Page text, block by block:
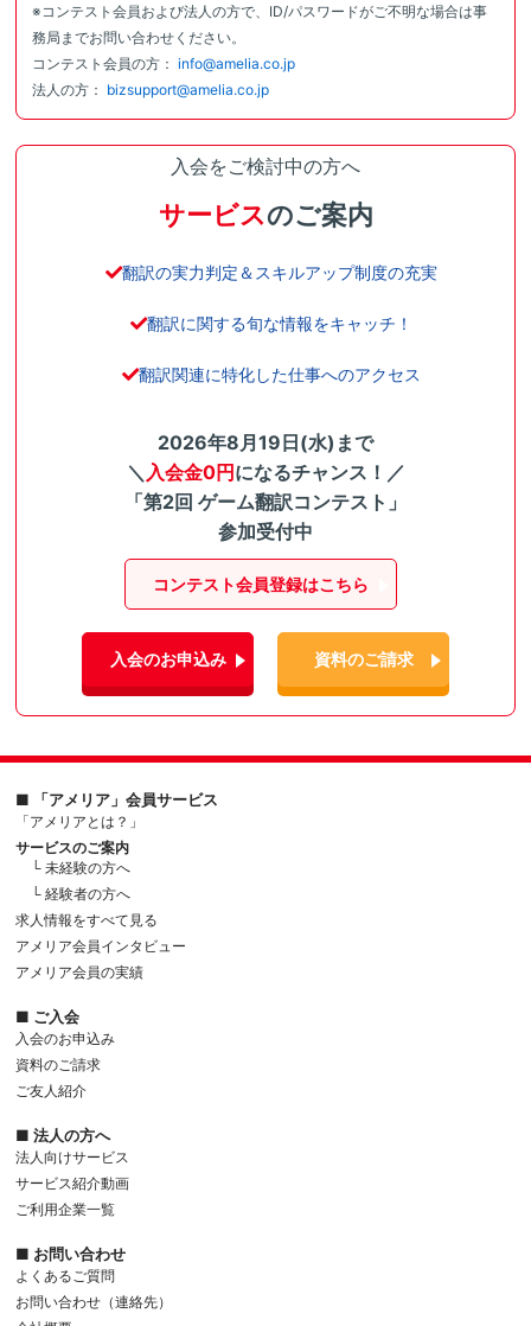
※コンテスト会員および法人の方で、ID/パスワードがご不明な場合は事
務局までお問い合わせください。
コンテスト会員の方： info@amelia.co.jp
法人の方： bizsupport@amelia.co.jp
入会をご検討中の方へ
サービスのご案内
翻訳の実力判定＆スキルアップ制度の充実
翻訳に関する旬な情報をキャッチ！
翻訳関連に特化した仕事へのアクセス
2026年8月19日(水)まで
＼ 入会金0円になるチャンス！／
「第2回 ゲーム翻訳コンテスト」
参加受付中
コンテスト会員登録はこちら
入会のお申込み 資料のご請求
■ 「アメリア」会員サービス
「アメリアとは？」
サービスのご案内
└ 未経験の方へ
└ 経験者の方へ
求人情報をすべて見る
アメリア会員インタビュー
アメリア会員の実績
■ ご入会
入会のお申込み
資料のご請求
ご友人紹介
■ 法人の方へ
法人向けサービス
サービス紹介動画
ご利用企業一覧
■ お問い合わせ
よくあるご質問
お問い合わせ（連絡先）